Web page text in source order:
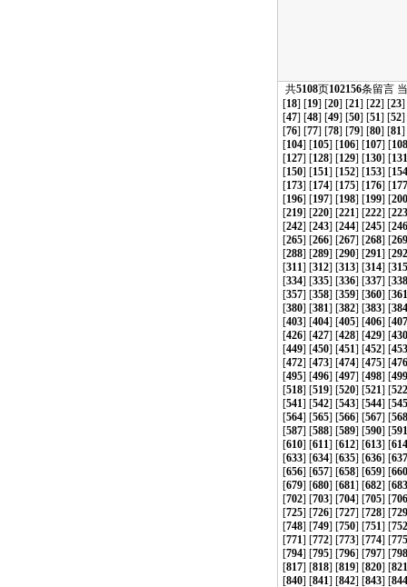
共5108页102156条留言
[18] [19] [20] [21] [22] [23]
[47] [48] [49] [50] [51] [52]
[76] [77] [78] [79] [80] [81]
[104] [105] [106] [107] [108
[127] [128] [129] [130] [131
[150] [151] [152] [153] [154
[173] [174] [175] [176] [177
[196] [197] [198] [199] [200
[219] [220] [221] [222] [223
[242] [243] [244] [245] [246
[265] [266] [267] [268] [269
[288] [289] [290] [291] [292
[311] [312] [313] [314] [315
[334] [335] [336] [337] [338
[357] [358] [359] [360] [361
[380] [381] [382] [383] [384
[403] [404] [405] [406] [407
[426] [427] [428] [429] [430
[449] [450] [451] [452] [453
[472] [473] [474] [475] [476
[495] [496] [497] [498] [499
[518] [519] [520] [521] [522
[541] [542] [543] [544] [545
[564] [565] [566] [567] [568
[587] [588] [589] [590] [591
[610] [611] [612] [613] [614
[633] [634] [635] [636] [637
[656] [657] [658] [659] [660
[679] [680] [681] [682] [683
[702] [703] [704] [705] [706
[725] [726] [727] [728] [729
[748] [749] [750] [751] [752
[771] [772] [773] [774] [775
[794] [795] [796] [797] [798
[817] [818] [819] [820] [821
[840] [841] [842] [843] [844